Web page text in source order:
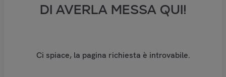
DI AVERLA MESSA QUI!
Ci spiace, la pagina richiesta è introvabile.